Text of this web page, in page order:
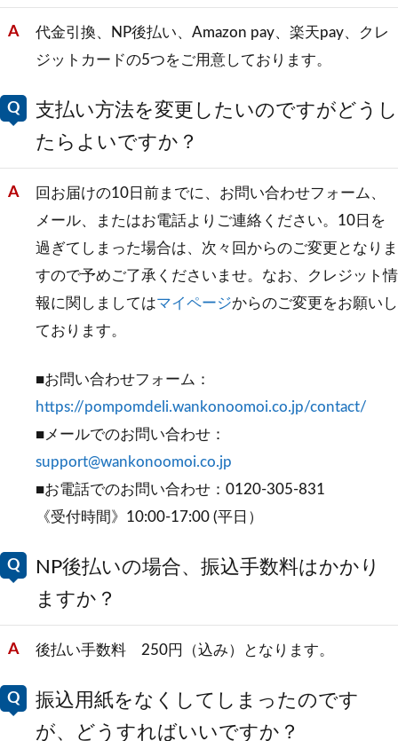
代金引換、NP後払い、Amazon pay、楽天pay、クレ
ジットカードの5つをご用意しております。
支払い方法を変更したいのですがどうし
たらよいですか？
回お届けの10日前までに、お問い合わせフォーム、
メール、またはお電話よりご連絡ください。10日を
過ぎてしまった場合は、次々回からのご変更となりま
すので予めご了承くださいませ。なお、クレジット情
報に関しましてはマイページからのご変更をお願いし
ております。
■お問い合わせフォーム：
https://pompomdeli.wankonoomoi.co.jp/contact/
■メールでのお問い合わせ：
support@wankonoomoi.co.jp
■お電話でのお問い合わせ：0120-305-831
《受付時間》10:00-17:00 (平日）
NP後払いの場合、振込手数料はかかり
ますか？
後払い手数料 250円（込み）となります。
振込用紙をなくしてしまったのです
が、どうすればいいですか？